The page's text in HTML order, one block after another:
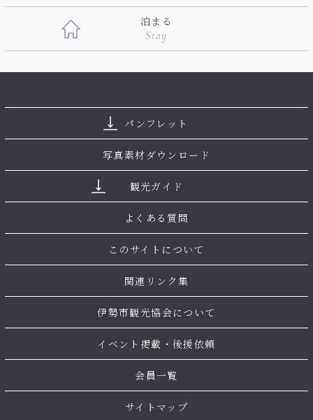
泊まる
Stay
パンフレット
写真素材ダウンロード
観光ガイド
よくある質問
このサイトについて
関連リンク集
伊勢市観光協会について
イベント掲載・後援依頼
会員一覧
サイトマップ